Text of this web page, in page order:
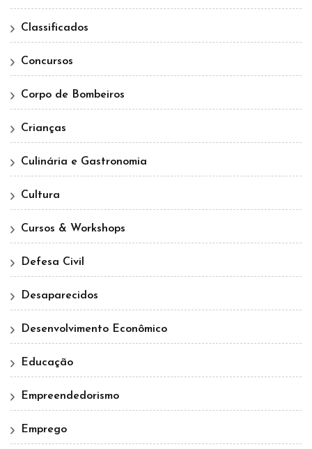
Classificados
Concursos
Corpo de Bombeiros
Crianças
Culinária e Gastronomia
Cultura
Cursos & Workshops
Defesa Civil
Desaparecidos
Desenvolvimento Econômico
Educação
Empreendedorismo
Emprego